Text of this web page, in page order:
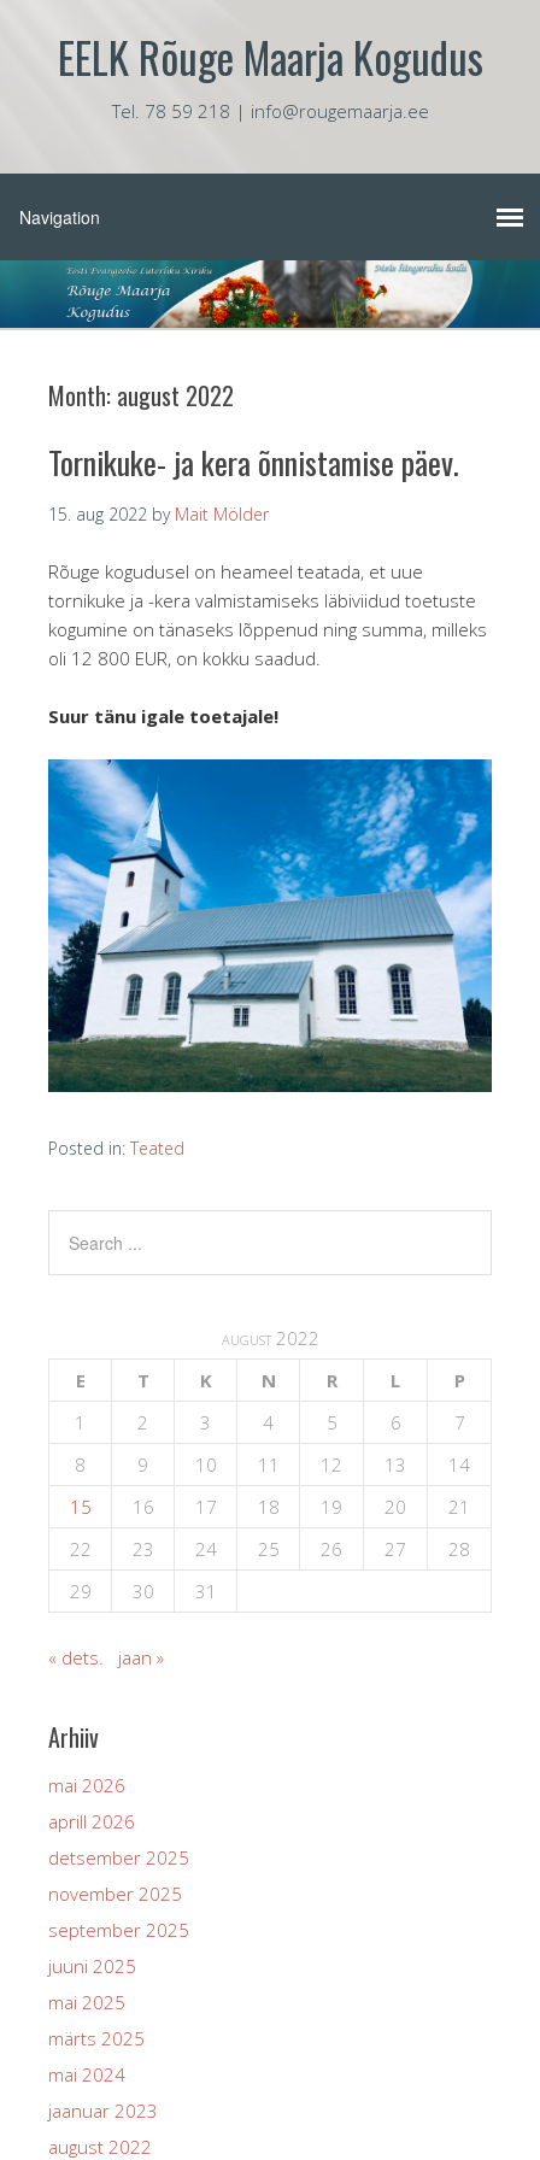
EELK Rõuge Maarja Kogudus
Tel. 78 59 218 | info@rougemaarja.ee
Month: august 2022
Tornikuke- ja kera õnnistamise päev.
15. aug 2022 by Mait Mölder
Rõuge kogudusel on heameel teatada, et uue
tornikuke ja -kera valmistamiseks läbiviidud toetuste
kogumine on tänaseks lõppenud ning summa, milleks
oli 12 800 EUR, on kokku saadud.
Suur tänu igale toetajale!
Posted in: Teated
august 2022
E
T K N R L
P
1
2 3 4 5 6
7
8
9 10 11 12 13
14
15
16 17 18 19 20
21
22
23 24 25 26 27
28
29
30 31
« dets. jaan »
Arhiiv
mai 2026
aprill 2026
detsember 2025
november 2025
september 2025
juuni 2025
mai 2025
märts 2025
mai 2024
jaanuar 2023
august 2022